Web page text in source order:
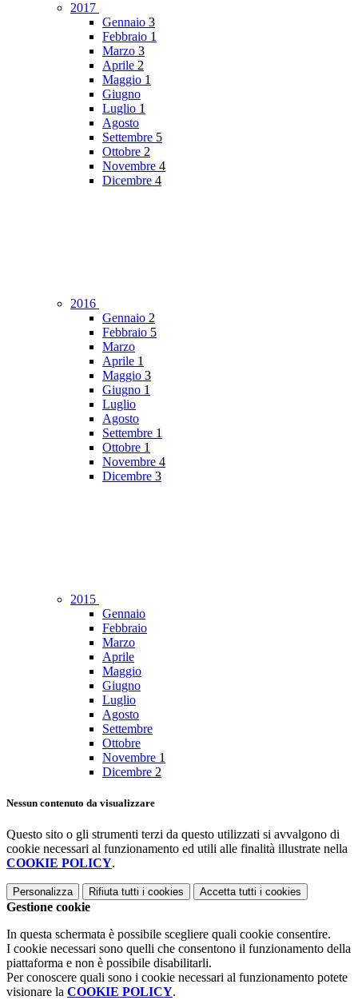
2017
Gennaio 3
Febbraio 1
Marzo 3
Aprile 2
Maggio 1
Giugno
Luglio 1
Agosto
Settembre 5
Ottobre 2
Novembre 4
Dicembre 4
2016
Gennaio 2
Febbraio 5
Marzo
Aprile 1
Maggio 3
Giugno 1
Luglio
Agosto
Settembre 1
Ottobre 1
Novembre 4
Dicembre 3
2015
Gennaio
Febbraio
Marzo
Aprile
Maggio
Giugno
Luglio
Agosto
Settembre
Ottobre
Novembre 1
Dicembre 2
Nessun contenuto da visualizzare
Questo sito o gli strumenti terzi da questo utilizzati si avvalgono di
cookie necessari al funzionamento ed utili alle finalità illustrate nella
COOKIE POLICY.
Personalizza Rifiuta tutti i cookies Accetta tutti i cookies
Gestione cookie
In questa schermata è possibile scegliere quali cookie consentire.
I cookie necessari sono quelli che consentono il funzionamento della
piattaforma e non è possibile disabilitarli.
Per conoscere quali sono i cookie necessari al funzionamento potete
visionare la COOKIE POLICY.